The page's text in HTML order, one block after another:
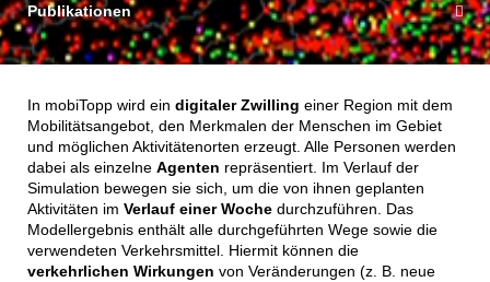
Publikationen
In mobiTopp wird ein digitaler Zwilling einer Region mit dem
Mobilitätsangebot, den Merkmalen der Menschen im Gebiet
und möglichen Aktivitätenorten erzeugt. Alle Personen werden
dabei als einzelne Agenten repräsentiert. Im Verlauf der
Simulation bewegen sie sich, um die von ihnen geplanten
Aktivitäten im Verlauf einer Wochedurchzuführen. Das
Modellergebnis enthält alle durchgeführten Wege sowie die
verwendeten Verkehrsmittel. Hiermit können die
verkehrlichen Wirkungen von Veränderungen (z. B. neue